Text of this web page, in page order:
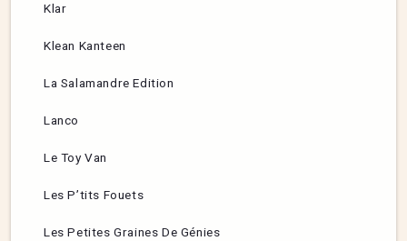
Klar
Klean Kanteen
La Salamandre Edition
Lanco
Le Toy Van
Les P’tits Fouets
Les Petites Graines De Génies